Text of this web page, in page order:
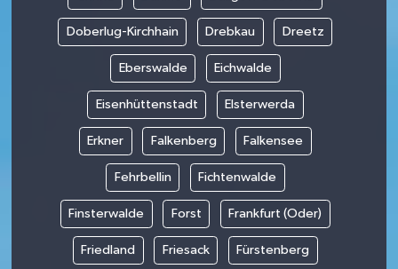
Doberlug-Kirchhain Drebkau Dreetz
Eberswalde Eichwalde
Eisenhüttenstadt Elsterwerda
Erkner Falkenberg Falkensee
Fehrbellin Fichtenwalde
Finsterwalde Forst Frankfurt (Oder)
Friedland Friesack Fürstenberg